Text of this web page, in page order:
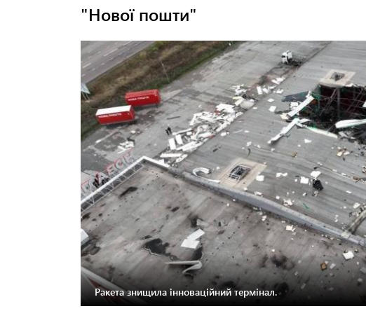
"Нової пошти"
Ракета знищила інноваційний термінал.